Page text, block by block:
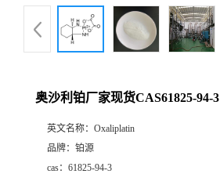
奥沙利铂厂家现货CAS61825-94-3
英文名称： Oxaliplatin
品牌： 铂源
cas： 61825-94-3